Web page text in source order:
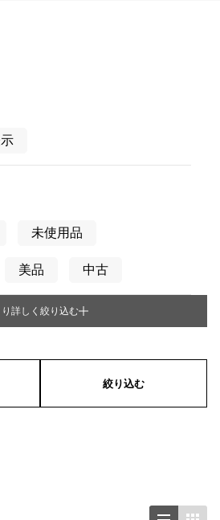
ー
Cartier
トン
タグホイヤー
時計ブランドを見る
YUKIZAKI BACHIKAN
ルジュエリー一覧へ
未使用品
美品 中古
ィース 男女兼用
ュラー）
り詳しく絞り込む
絞り込む